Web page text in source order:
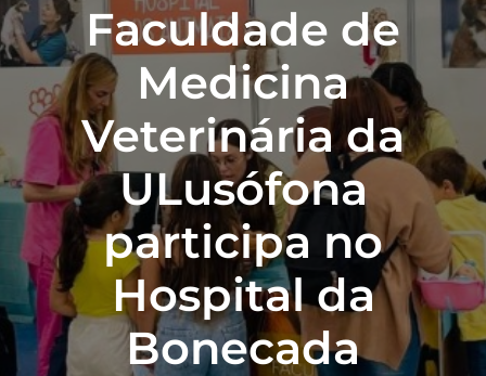
Faculdade de
Medicina
Veterinária da
ULusófona
participa no
Hospital da
Bonecada